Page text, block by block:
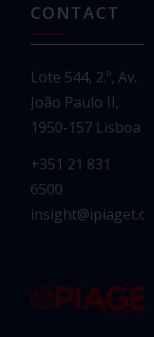
CONTACT
Lote 544, 2.º, Av.
João Paulo II,
1950-157 Lisboa
+351 21 831
6500
insight@ipiaget.org